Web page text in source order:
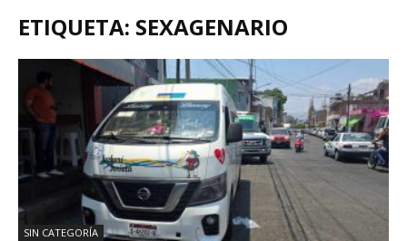
ETIQUETA: SEXAGENARIO
SIN CATEGORÍA